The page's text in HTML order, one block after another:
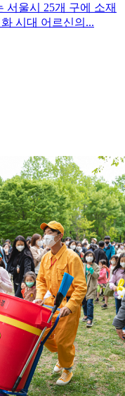
서울시 25개 구에 소재
시대 어르신의...